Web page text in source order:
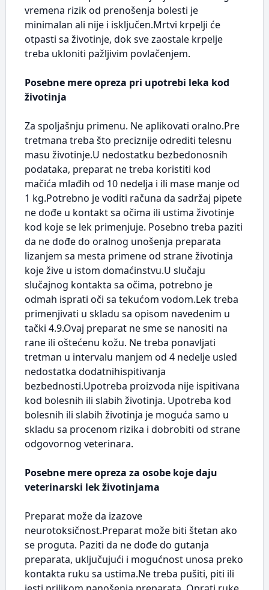
vremena rizik od prenošenja bolesti je
minimalan ali nije i isključen.Mrtvi krpelji će
otpasti sa životinje, dok sve zaostale krpelje
treba ukloniti pažljivim povlačenjem.
Posebne mere opreza pri upotrebi leka kod
životinja
Za spoljašnju primenu. Ne aplikovati oralno.Pre
tretmana treba što preciznije odrediti telesnu
masu životinje.U nedostatku bezbedonosnih
podataka, preparat ne treba koristiti kod
mačića mlađih od 10 nedelja i ili mase manje od
1 kg.Potrebno je voditi računa da sadržaj pipete
ne dođe u kontakt sa očima ili ustima životinje
kod koje se lek primenjuje. Posebno treba paziti
da ne dođe do oralnog unošenja preparata
lizanjem sa mesta primene od strane životinja
koje žive u istom domaćinstvu.U slučaju
slučajnog kontakta sa očima, potrebno je
odmah isprati oči sa tekućom vodom.Lek treba
primenjivati u skladu sa opisom navedenim u
tački 4.9.Ovaj preparat ne sme se nanositi na
rane ili oštećenu kožu. Ne treba ponavljati
tretman u intervalu manjem od 4 nedelje usled
nedostatka dodatnihispitivanja
bezbednosti.Upotreba proizvoda nije ispitivana
kod bolesnih ili slabih životinja. Upotreba kod
bolesnih ili slabih životinja je moguća samo u
skladu sa procenom rizika i dobrobiti od strane
odgovornog veterinara.
Posebne mere opreza za osobe koje daju
veterinarski lek životinjama
Preparat može da izazove
neurotoksičnost.Preparat može biti štetan ako
se proguta. Paziti da ne dođe do gutanja
preparata, uključujući i mogućnost unosa preko
kontakta ruku sa ustima.Ne treba pušiti, piti ili